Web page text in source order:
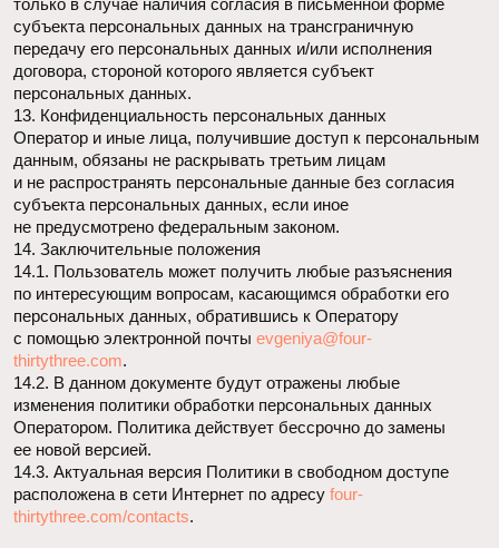
ДЛЯ КОГО
ХУДОЖНИКИ
БЛОГ
ПОЛИТИКА КОНФИДЕНЦИАЛЬНОСТИ
УСЛОВИЯ ДОСТАВКИ
ОФЕРТА
КАТАЛОГ
ПОЧЕМУ 4:33
Разработка сайта
*Проект Meta Platforms Inc., деятельность которой
© 2025 | СТУДИЯ ИГР 4:33